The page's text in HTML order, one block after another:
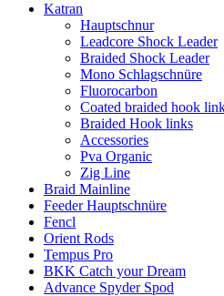
Katran
Hauptschnur
Leadcore Shock Leader
Braided Shock Leader
Mono Schlagschnüre
Fluorocarbon
Coated braided hook
Braided Hook links
Accessories
Pva Organic
Zig Line
Braid Mainline
Feeder Hauptschnüre
Fencl
Orient Rods
Tempus Pro
BKK Catch your Dream
Advance Spyder Spod